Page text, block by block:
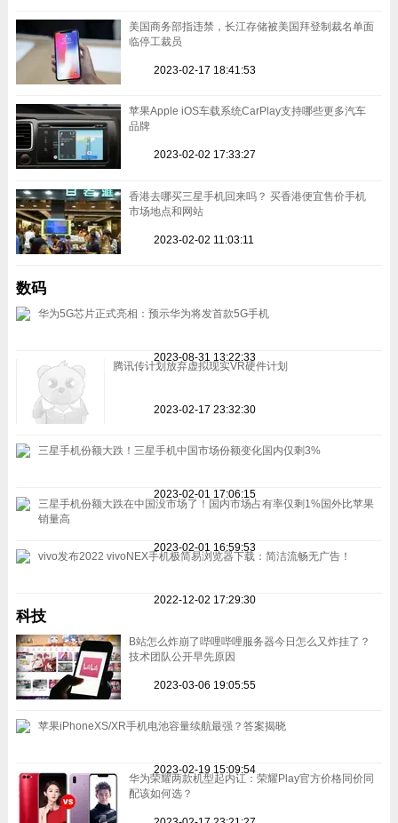
美国商务部指违禁，长江存储被美国拜登制裁名单面
临停工裁员
2023-02-17 18:41:53
苹果Apple iOS车载系统CarPlay支持哪些更多汽车
品牌
2023-02-02 17:33:27
香港去哪买三星手机回来吗？ 买香港便宜售价手机
市场地点和网站
2023-02-02 11:03:11
数码
华为5G芯片正式亮相：预示华为将发首款5G手机
2023-08-31 13:22:33
腾讯传计划放弃虚拟现实VR硬件计划
2023-02-17 23:32:30
三星手机份额大跌！三星手机中国市场份额变化国内仅剩3%
2023-02-01 17:06:15
三星手机份额大跌在中国没市场了！国内市场占有率仅剩1%国外比苹果
销量高
2023-02-01 16:59:53
vivo发布2022 vivoNEX手机极简易浏览器下载：简洁流畅无广告！
2022-12-02 17:29:30
科技
B站怎么炸崩了哔哩哔哩服务器今日怎么又炸挂了？
技术团队公开早先原因
2023-03-06 19:05:55
苹果iPhoneXS/XR手机电池容量续航最强？答案揭晓
2023-02-19 15:09:54
华为荣耀两款机型起内讧：荣耀Play官方价格同价同
配该如何选？